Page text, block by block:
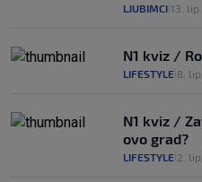
LJUBIMCI 13. lip.
N1 kviz /
LIFESTYLE 8. lip.
N1 kviz /
ovo grad?
LIFESTYLE 2. lip.